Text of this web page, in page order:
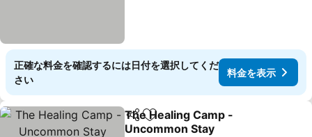
正確な料金を確認するには日付を選択してくだ
さい
料金を表示
シェアお気に入りに追加
The Healing Camp -
Uncommon Stay